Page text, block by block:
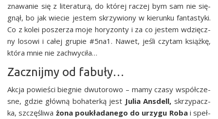
zna­wa­nie się z lite­ra­tu­rą, do któ­rej raczej bym sam nie się­
gnął, bo jak wie­cie jestem skrzy­wio­ny w kie­run­ku fan­ta­sty­ki.
Co z kolei posze­rza moje hory­zon­ty i za co jestem wdzięcz­
ny loso­wi i całej gru­pie #5na1. Nawet, jeśli czy­tam książ­kę,
któ­ra mnie nie zachwyciła…
Zacznijmy od fabuły…
Akcja powie­ści bie­gnie dwu­to­ro­wo – mamy cza­sy współ­cze­
sne, gdzie głów­ną boha­ter­ką jest Julia Ans­dell, skrzy­pacz­
ka, szczę­śli­wa żona poukła­da­ne­go do urzy­gu Roba i speł­